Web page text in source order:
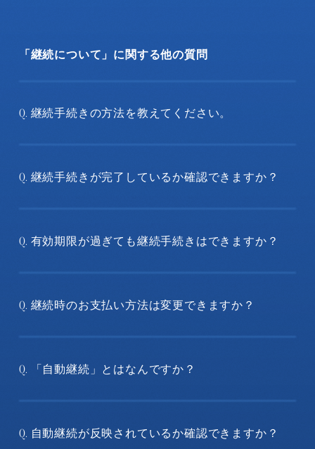
「継続について」に関する他の質問
Q. 継続手続きの方法を教えてください。
Q. 継続手続きが完了しているか確認できますか？
Q. 有効期限が過ぎても継続手続きはできますか？
Q. 継続時のお支払い方法は変更できますか？
Q. 「自動継続」とはなんですか？
Q. 自動継続が反映されているか確認できますか？